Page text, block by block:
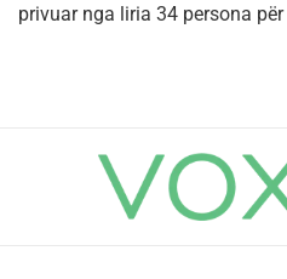
privuar nga liria 34 persona për